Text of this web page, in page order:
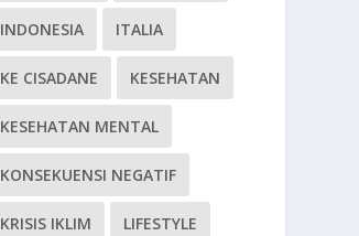
INDONESIA ITALIA
KE CISADANE KESEHATAN
KESEHATAN MENTAL
KONSEKUENSI NEGATIF
KRISIS IKLIM LIFESTYLE